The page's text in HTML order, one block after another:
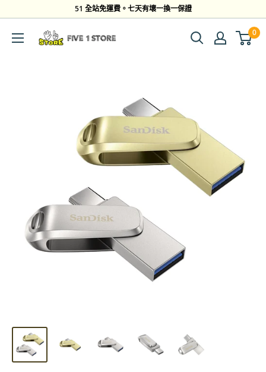
到
51 全站免運費。七天有壞一換一保證
Five
1
0